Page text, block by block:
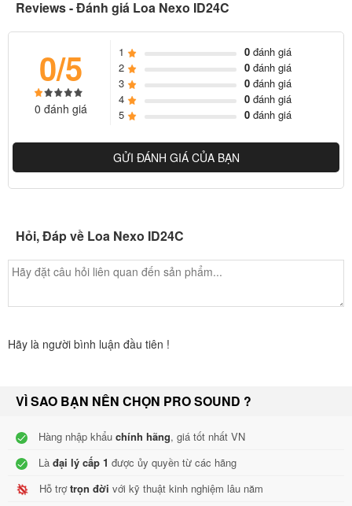
Reviews - Đánh giá Loa Nexo ID24C
0/5
0 đánh giá
1 0đánh giá
2
0đánh giá
3
0đánh giá
4
0đánh giá
5
0đánh giá
GỬI ĐÁNH GIÁ CỦA BẠN
Hỏi, Đáp về Loa Nexo ID24C
Hãy là người bình luận đầu tiên !
VÌ SAO BẠN NÊN CHỌN PRO SOUND ?
Hàng nhập khẩu chính hãng, giá tốt nhất VN
Là đại lý cấp 1 được ủy quyền từ các hãng
Hỗ trợtrọn đời với kỹ thuật kinh nghiệm lâu năm